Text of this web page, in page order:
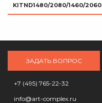
KITND1480/2080/1460/2060
ЗАДАТЬ ВОПРОС
+7 (495) 765-22-32
info@art-complex.ru